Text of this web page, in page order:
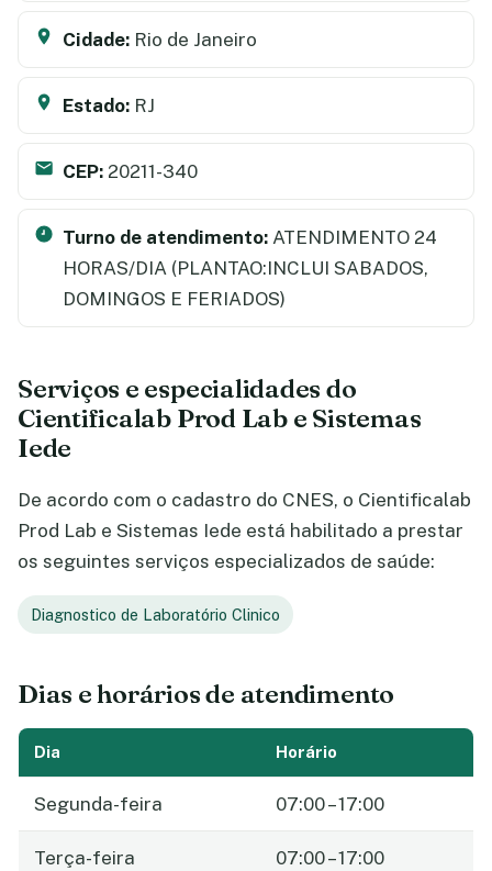
Cidade: Rio de Janeiro
Estado: RJ
CEP: 20211-340
Turno de atendimento: ATENDIMENTO 24
HORAS/DIA (PLANTAO:INCLUI SABADOS,
DOMINGOS E FERIADOS)
Serviços e especialidades do
Cientificalab Prod Lab e Sistemas
Iede
De acordo com o cadastro do CNES, o Cientificalab
Prod Lab e Sistemas Iede está habilitado a prestar
os seguintes serviços especializados de saúde:
Diagnostico de Laboratório Clinico
Dias e horários de atendimento
Dia Horário
Segunda-feira 07:00 – 17:00
Terça-feira 07:00 – 17:00